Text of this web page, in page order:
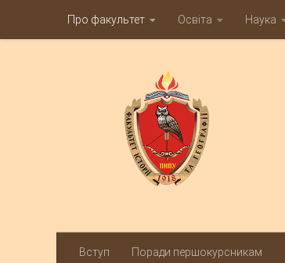
Skip to contentПро факультет Освіта Наука
Вступ Поради першокурсникам